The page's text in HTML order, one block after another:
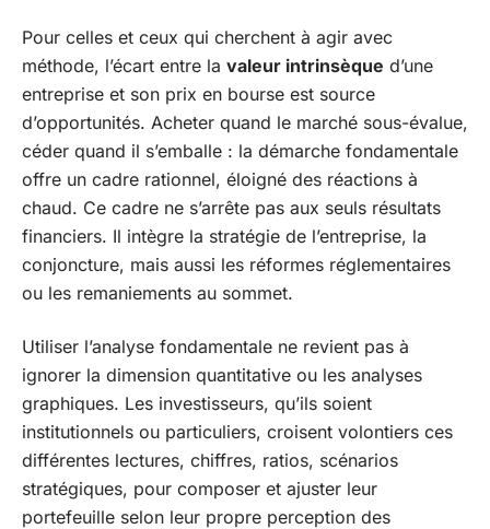
Pour celles et ceux qui cherchent à agir avec
méthode, l’écart entre la valeur intrinsèque d’une
entreprise et son prix en bourse est source
d’opportunités. Acheter quand le marché sous-évalue,
céder quand il s’emballe : la démarche fondamentale
offre un cadre rationnel, éloigné des réactions à
chaud. Ce cadre ne s’arrête pas aux seuls résultats
financiers. Il intègre la stratégie de l’entreprise, la
conjoncture, mais aussi les réformes réglementaires
ou les remaniements au sommet.
Utiliser l’analyse fondamentale ne revient pas à
ignorer la dimension quantitative ou les analyses
graphiques. Les investisseurs, qu’ils soient
institutionnels ou particuliers, croisent volontiers ces
différentes lectures, chiffres, ratios, scénarios
stratégiques, pour composer et ajuster leur
portefeuille selon leur propre perception des